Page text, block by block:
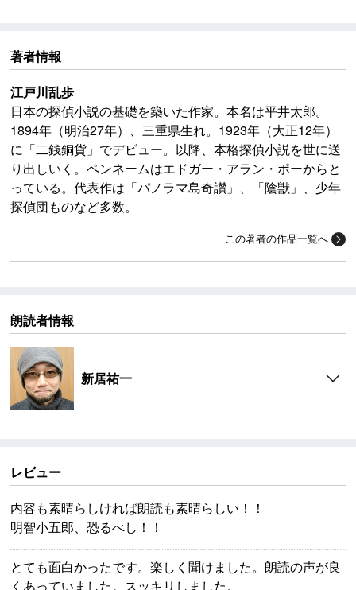
著者情報
江戸川乱歩
日本の探偵小説の基礎を築いた作家。本名は平井太郎。
1894年（明治27年）、三重県生れ。1923年（大正12年）
に「二銭銅貨」でデビュー。以降、本格探偵小説を世に送
り出しいく。ペンネームはエドガー・アラン・ポーからと
っている。代表作は「パノラマ島奇讃」、「陰獣」、少年
探偵団ものなど多数。
この著者の作品一覧へ
朗読者情報
新居祐一
レビュー
内容も素晴らしければ朗読も素晴らしい！！
明智小五郎、恐るべし！！
とても面白かったです。楽しく聞けました。朗読の声が良
くあっていました。スッキリしました。